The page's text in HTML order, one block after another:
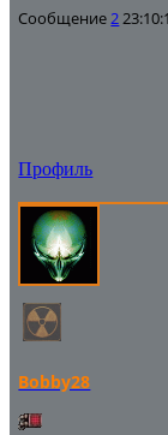
Сообщение2
Профиль
Bobby28